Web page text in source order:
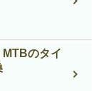
のタイ